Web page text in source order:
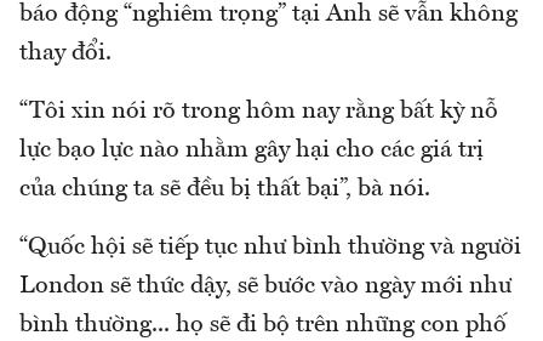
báo động “nghiêm trọng” tại Anh sẽ vẫn không
thay đổi.
“Tôi xin nói rõ trong hôm nay rằng bất kỳ nỗ
lực bạo lực nào nhằm gây hại cho các giá trị
của chúng ta sẽ đều bị thất bại”, bà nói.
“Quốc hội sẽ tiếp tục như bình thường và người
London sẽ thức dậy, sẽ bước vào ngày mới như
bình thường... họ sẽ đi bộ trên những con phố